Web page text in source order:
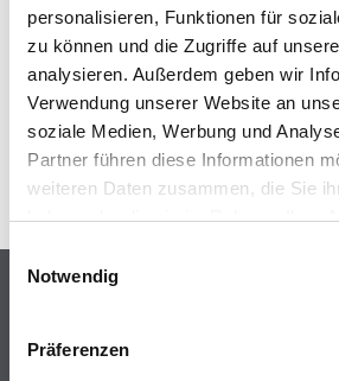
personalisieren, Funktionen für
zu können und die Zugriffe auf
analysieren. Außerdem geben wir
Verwendung unserer Website an
soziale Medien, Werbung und
Partner führen diese Informationen
weiteren Daten zusammen, die Sie
haben oder die sie im Rahmen Ihrer
Einwilligungsauswahl
Notwendig
Präferenzen
Keine Sorge, wir pinseln schon
werden das Problem so schnell
Erkunden Sie in der Zwischenzeit
und lassen Sie sich
ZURÜCK ZUM
Online-Shop